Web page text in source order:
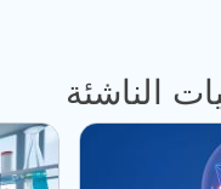
الناشئة